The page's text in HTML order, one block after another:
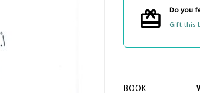
Do you
Gift this
BOOK